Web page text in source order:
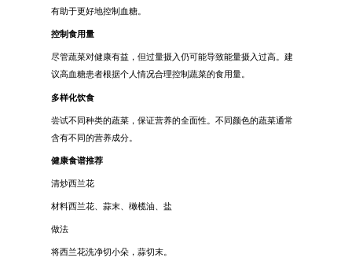
有助于更好地控制血糖。
控制食用量
尽管蔬菜对健康有益，但过量摄入仍可能导致能量摄入过高。建
议高血糖患者根据个人情况合理控制蔬菜的食用量。
多样化饮食
尝试不同种类的蔬菜，保证营养的全面性。不同颜色的蔬菜通常
含有不同的营养成分。
健康食谱推荐
清炒西兰花
材料西兰花、蒜末、橄榄油、盐
做法
将西兰花洗净切小朵，蒜切末。